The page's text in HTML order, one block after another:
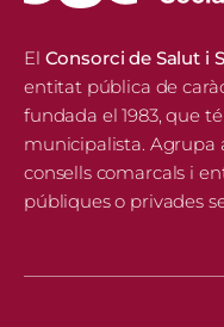
El Consorci de Salut i
entitat pública de
fundada el 1983, que
municipalista. Agrupa
consells comarcals i
públiques o privades